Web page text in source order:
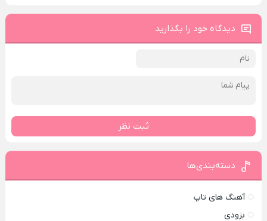
دیدگاه خود را بگذارید
ثبت نظر
دسته‌بندی‌ها
آهنگ های تاپ
بزودی